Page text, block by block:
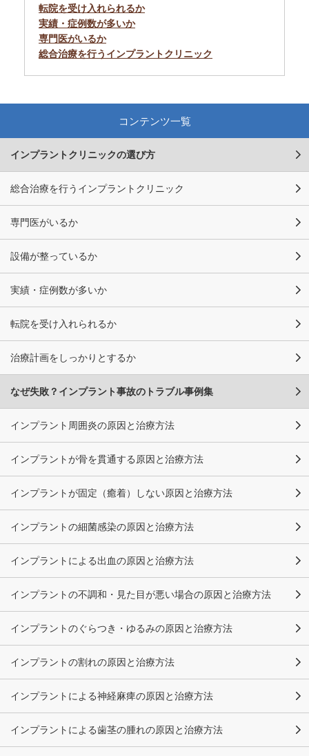
転院を受け入れられるか
実績・症例数が多いか
専門医がいるか
総合治療を行うインプラントクリニック
コンテンツ一覧
インプラントクリニックの選び方
総合治療を行うインプラントクリニック
専門医がいるか
設備が整っているか
実績・症例数が多いか
転院を受け入れられるか
治療計画をしっかりとするか
なぜ失敗？インプラント事故のトラブル事例集
インプラント周囲炎の原因と治療方法
インプラントが骨を貫通する原因と治療方法
インプラントが固定（癒着）しない原因と治療方法
インプラントの細菌感染の原因と治療方法
インプラントによる出血の原因と治療方法
インプラントの不調和・見た目が悪い場合の原因と治療方法
インプラントのぐらつき・ゆるみの原因と治療方法
インプラントの割れの原因と治療方法
インプラントによる神経麻痺の原因と治療方法
インプラントによる歯茎の腫れの原因と治療方法